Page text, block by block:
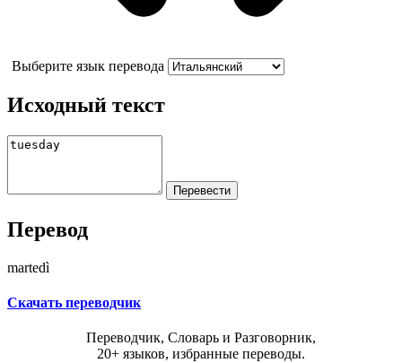
Выберите язык перевода
Исходный текст
Перевод
martedì
Скачать переводчик
Переводчик, Словарь и Разговорник,
20+ языков, избранные переводы.